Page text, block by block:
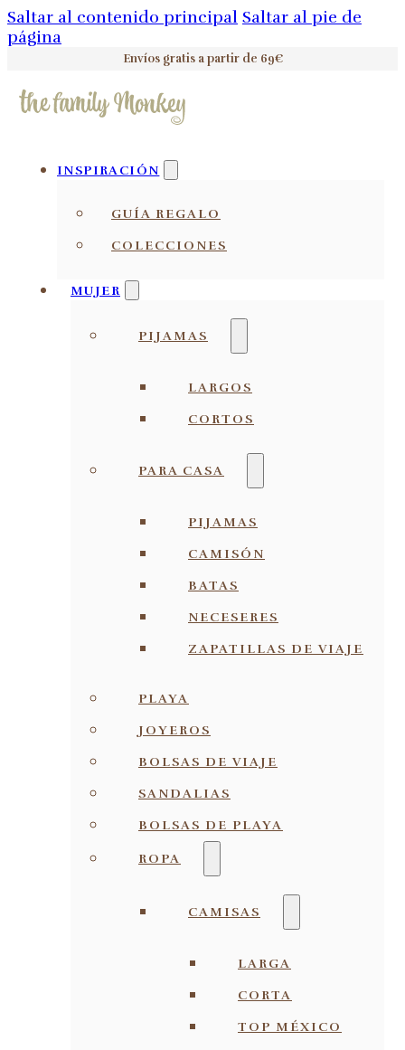
Saltar al contenido principal Saltar al pie de
página
Envíos gratis a partir de 69€
INSPIRACIÓN
GUÍA REGALO
COLECCIONES
MUJER
PIJAMAS
LARGOS
CORTOS
PARA CASA
PIJAMAS
CAMISÓN
BATAS
NECESERES
ZAPATILLAS DE VIAJE
PLAYA
JOYEROS
BOLSAS DE VIAJE
SANDALIAS
BOLSAS DE PLAYA
ROPA
CAMISAS
LARGA
CORTA
TOP MÉXICO